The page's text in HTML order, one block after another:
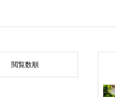
閲覧数順